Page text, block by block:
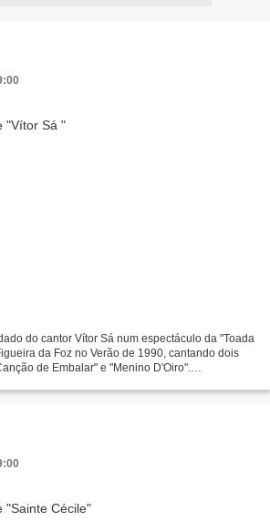
do cantor Vítor Sá num espectáculo da "Toada
da Foz no Verão de 1990, cantando dois
de Embalar" e "Menino D'Oiro".